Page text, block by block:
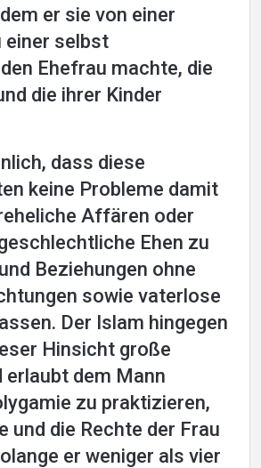
er sie von einer
einer selbst
Ehefrau machte, die
die ihrer Kinder
dass diese
keine Probleme damit
Affären oder
Ehen zu
Beziehungen ohne
sowie vaterlose
Der Islam hingegen
Hinsicht große
erlaubt dem Mann
zu praktizieren,
und die Rechte der Frau
er weniger als vier